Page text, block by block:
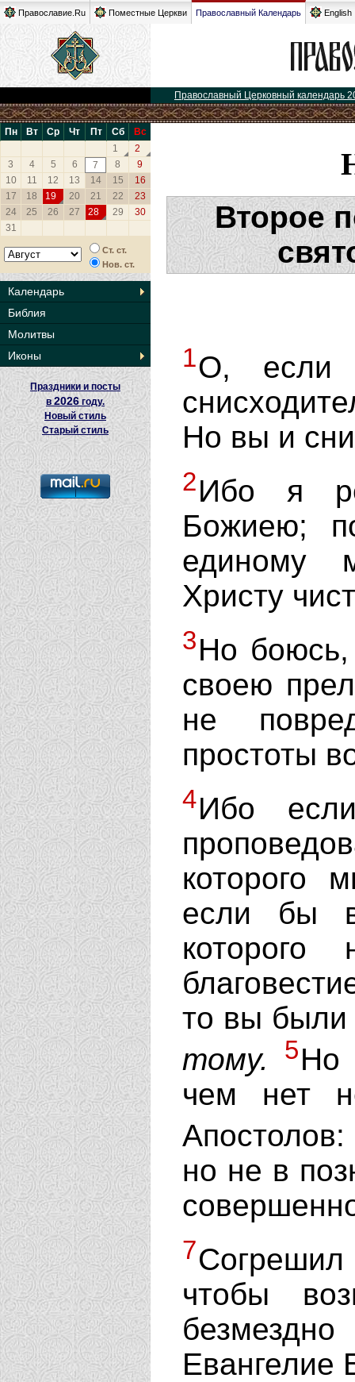
Православие.Ru Поместные Церкви Православный Календарь English
Православный Церковный календарь
Пн Вт Ср Чт Пт Сб
Вс
1
2
3
4 5 6 7 8
9
10
11 12 13 14 15
16
17
18 19 20 21 22
23
24
25 26 27 28 29
30
31
Ст. ст.
Нов. ст.
Календарь
Библия
Молитвы
Иконы
Праздники и посты
в2026 году.
Новый стиль
Старый стиль
Второе
1О, если
Но вы и
2Ибо я
Божиею;
единому
Христу
3Но боюсь,
своею
не
простоты
4Ибо
которого
если бы
то вы были
тому.
5Но
чем нет
Апостолов:
но не в
7Согрешил
чтобы
Евангелие